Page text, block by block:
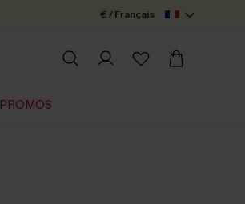
€ / Français
PROMOS